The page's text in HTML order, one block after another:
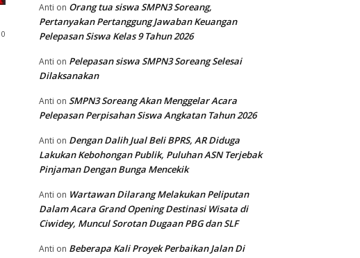
0
Anti on Orang tua siswa SMPN3 Soreang,
Pertanyakan Pertanggung Jawaban Keuangan
Pelepasan Siswa Kelas 9 Tahun 2026
Anti on Pelepasan siswa SMPN3 Soreang Selesai
Dilaksanakan
Anti on SMPN3 Soreang Akan Menggelar Acara
Pelepasan Perpisahan Siswa Angkatan Tahun 2026
Anti on Dengan Dalih Jual Beli BPRS, AR Diduga
Lakukan Kebohongan Publik, Puluhan ASN Terjebak
Pinjaman Dengan Bunga Mencekik
Anti on Wartawan Dilarang Melakukan Peliputan
Dalam Acara Grand Opening Destinasi Wisata di
Ciwidey, Muncul Sorotan Dugaan PBG dan SLF
Anti on Beberapa Kali Proyek Perbaikan Jalan Di